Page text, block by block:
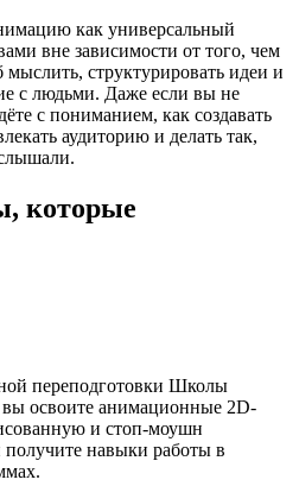
как универсальный
вне зависимости от того, чем
структурировать идеи и
с людьми. Даже если вы не
с пониманием, как создавать
аудиторию и делать так,
которые
переподготовки Школы
освоите анимационные 2D-
и стоп-моушн
навыки работы в